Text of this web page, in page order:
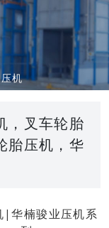
压机
，叉车轮胎
胎压机，华